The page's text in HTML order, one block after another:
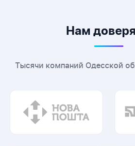
Нам
Тысячи компаний Одесской